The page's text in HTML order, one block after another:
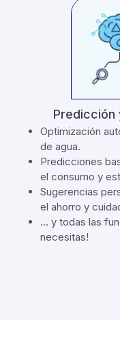
Predicción
Optimización
de agua.
Predicciones
el consumo y
Sugerencias
el ahorro y
... y todas las
necesitas!